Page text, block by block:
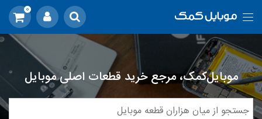
0
موبایل‌کمک، مرجع خرید قطعات اصلی موبایل